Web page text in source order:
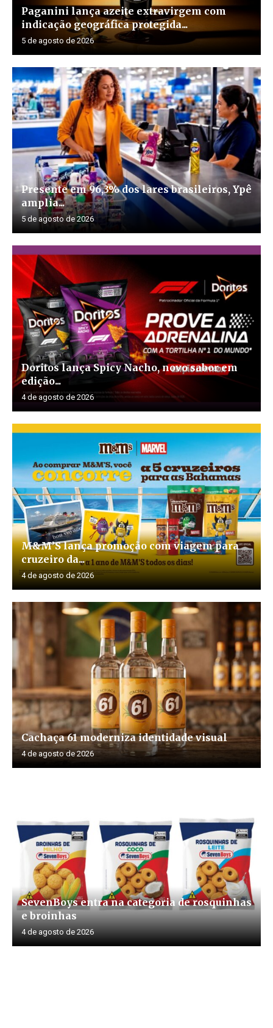
Paganini lança azeite extravirgem com
indicação geográfica protegida...
5 de agosto de 2026
Presente em 96,3% dos lares brasileiros, Ypê
amplia...
5 de agosto de 2026
Doritos lança Spicy Nacho, novo sabor em
edição...
4 de agosto de 2026
M&M’S lança promoção com viagem para
cruzeiro da...
4 de agosto de 2026
Cachaça 61 moderniza identidade visual
4 de agosto de 2026
SevenBoys entra na categoria de rosquinhas
e broinhas
4 de agosto de 2026